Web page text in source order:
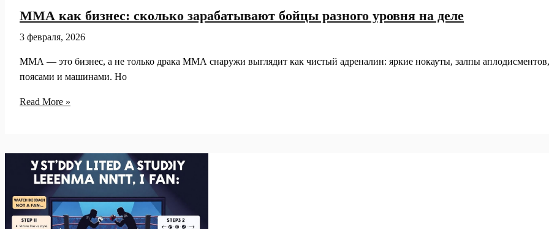
ММА как бизнес: сколько зарабатывают бойцы разного уровня на деле
3 февраля, 2026
ММА — это бизнес, а не только драка ММА снаружи выглядит как чистый адреналин: яркие нокауты, залпы
поясами и машинами. Но
ММА
зарабатывают
бойцы
уровня
на
Read More »